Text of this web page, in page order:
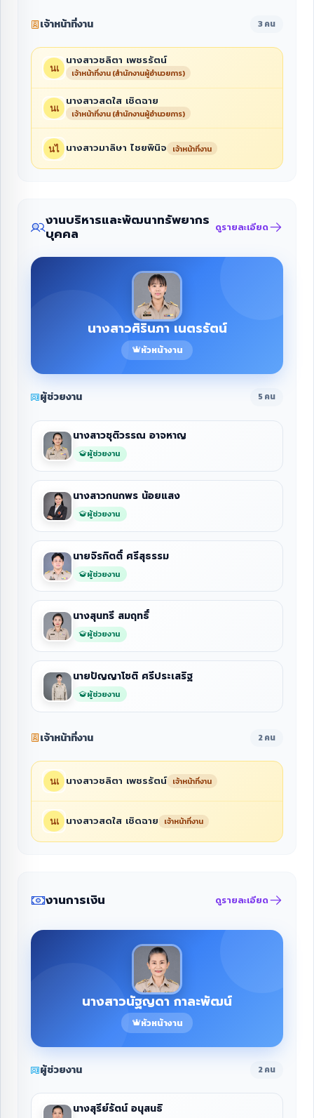
เจ้าหน้าที่งาน 3 คน
นางสาวชลิตา เพชรรัตน์
เจ้าหน้าที่งาน (สำนักงานผู้อำนวยการ)
นางสาวสดใส เชิดฉาย
เจ้าหน้าที่งาน (สำนักงานผู้อำนวยการ)
นางสาวมาลิษา ไชยพินิจ เจ้าหน้าที่งาน
งานบริหารและพัฒนาทรัพยากร
บุคคล
ดูรายละเอียด
นางสาวศิรินภา เนตรรัตน์
หัวหน้างาน
ผู้ช่วยงาน 5 คน
นางสาวชุติวรรณ อาจหาญ
ผู้ช่วยงาน
นางสาวกนกพร น้อยแสง
ผู้ช่วยงาน
นายจิรกิตติ์ ศรีสุธรรม
ผู้ช่วยงาน
นางสุนทรี สมฤทธิ์
ผู้ช่วยงาน
นายปัญญาโชติ ศรีประเสริฐ
ผู้ช่วยงาน
เจ้าหน้าที่งาน 2 คน
นางสาวชลิตา เพชรรัตน์ เจ้าหน้าที่งาน
นางสาวสดใส เชิดฉาย เจ้าหน้าที่งาน
งานการเงิน ดูรายละเอียด
นางสาวนัฐญดา กาละพัฒน์
หัวหน้างาน
ผู้ช่วยงาน 2 คน
นางสุรีย์รัตน์ อนุสนธิ